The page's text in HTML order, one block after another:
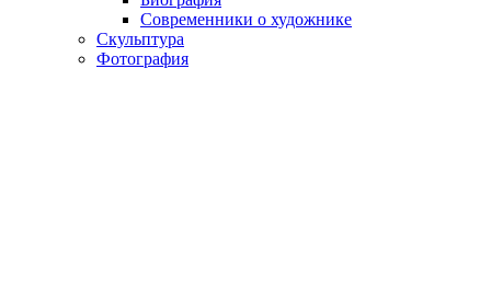
Современники о художнике
Скульптура
Фотография